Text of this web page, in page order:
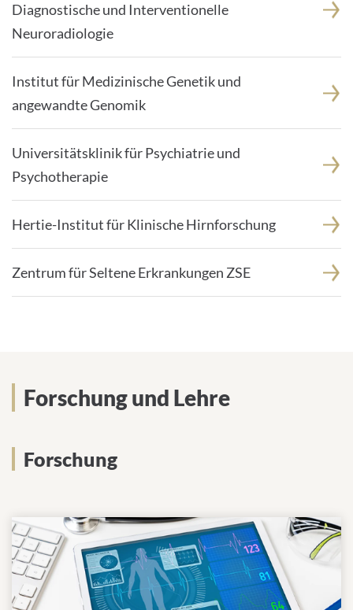
Diagnostische und Interventionelle
Neuroradiologie
Institut für Medizinische Genetik und
angewandte Genomik
Universitätsklinik für Psychiatrie und
Psychotherapie
Hertie-Institut für Klinische Hirnforschung
Zentrum für Seltene Erkrankungen ZSE
Forschung und Lehre
Forschung